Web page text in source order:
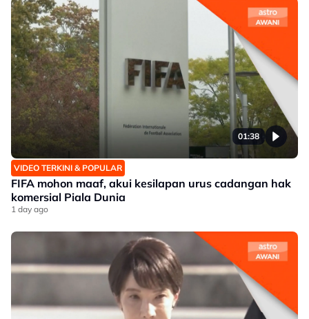
01:38
VIDEO TERKINI & POPULAR
FIFA mohon maaf, akui kesilapan urus cadangan hak
komersial Piala Dunia
1 day ago